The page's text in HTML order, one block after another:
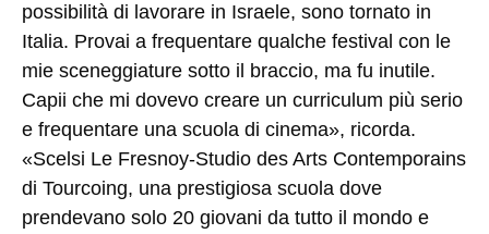
possibilità di lavorare in Israele, sono tornato in
Italia. Provai a frequentare qualche festival con le
mie sceneggiature sotto il braccio, ma fu inutile.
Capii che mi dovevo creare un curriculum più serio
e frequentare una scuola di cinema», ricorda.
«Scelsi Le Fresnoy-Studio des Arts Contemporains
di Tourcoing, una prestigiosa scuola dove
prendevano solo 20 giovani da tutto il mondo e